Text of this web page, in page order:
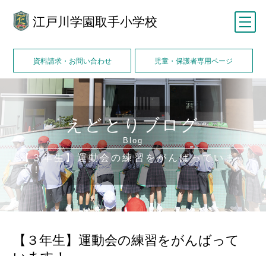
江戸川学園取手小学校
資料請求・お問い合わせ 児童・保護者専用ページ
えどとりブログ
Blog
【３年生】運動会の練習をがんばっていま
す！
メニュー
【３年生】運動会の練習をがんばって